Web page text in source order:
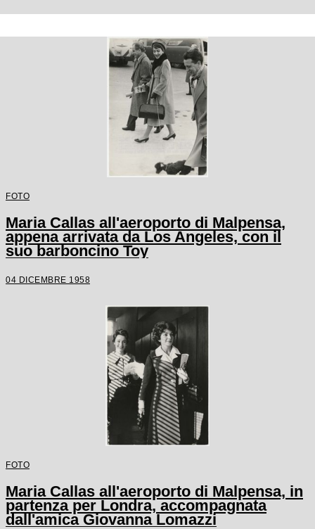
FOTO
Maria Callas all'aeroporto di Malpensa,
appena arrivata da Los Angeles, con il
suo barboncino Toy
04 DICEMBRE 1958
FOTO
Maria Callas all'aeroporto di Malpensa, in
partenza per Londra, accompagnata
dall'amica Giovanna Lomazzi